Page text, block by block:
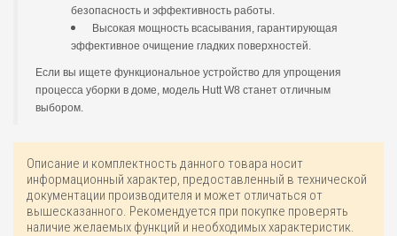
безопасность и эффективность работы.
Высокая мощность всасывания, гарантирующая
эффективное очищение гладких поверхностей.
Если вы ищете функциональное устройство для упрощения
процесса уборки в доме, модель Hutt W8 станет отличным
выбором.
Описание и комплектность данного товара носит
информационный характер, предоставленный в технической
документации производителя и может отличаться от
вышесказанного. Рекомендуется при покупке проверять
наличие желаемых функций и необходимых характеристик.